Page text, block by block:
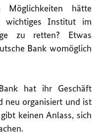
Möglichkeiten hätte
wichtiges Institut im
zu retten? Etwas
Bank womöglich
hat ihr Geschäft
neu organisiert und ist
keinen Anlass, sich